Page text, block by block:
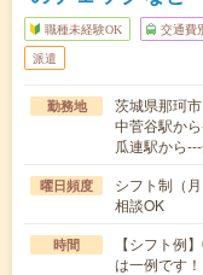
職種未経験OK 交通費
派遣
勤務地
茨城県那珂市
中菅谷駅か
瓜連駅から
曜日頻度
シフト制（
相談OK
時間
【シフト例
は一例です